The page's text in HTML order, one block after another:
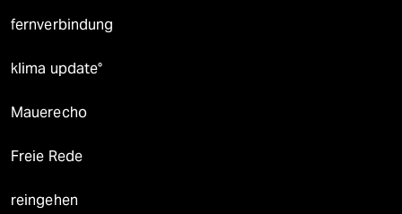
fernverbindung
klima update°
Mauerecho
Freie Rede
reingehen